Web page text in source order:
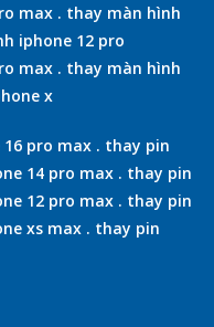
max . thay màn hình
iphone 12 pro
max . thay màn hình
x
pro max . thay pin
14 pro max . thay pin
12 pro max . thay pin
xs max . thay pin